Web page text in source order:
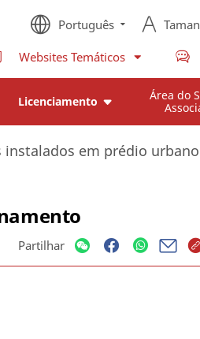
Português
Websites Temáticos
Licenciamento
Área do
instalados em prédio
Partilhar